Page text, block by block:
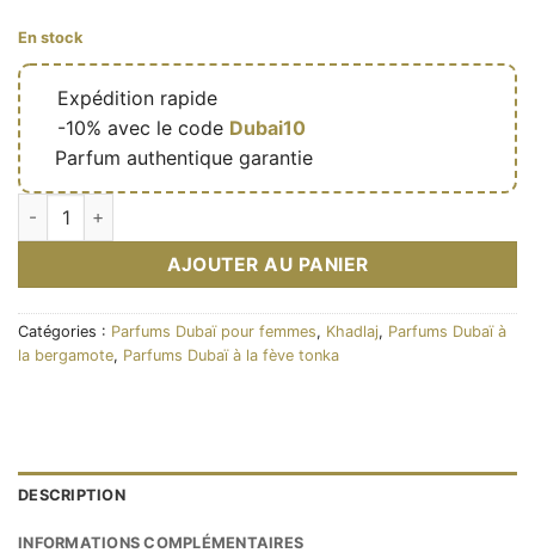
En stock
Expédition rapide
-10% avec le code Dubai10
Parfum authentique garantie
quantité de Eau de parfum Musk Couture 100ml - Khadlaj
AJOUTER AU PANIER
Catégories : Parfums Dubaï pour femmes, Khadlaj, Parfums Dubaï à
la bergamote, Parfums Dubaï à la fève tonka
DESCRIPTION
INFORMATIONS COMPLÉMENTAIRES